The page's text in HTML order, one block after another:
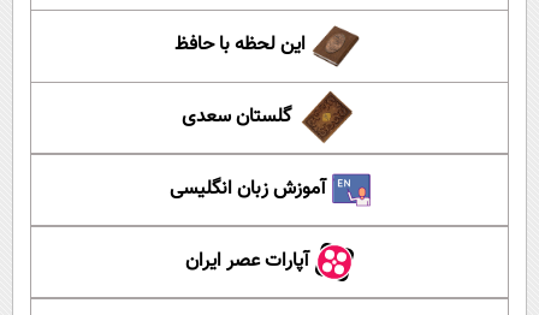
این لحظه با حافظ
گلستان سعدی
آموزش زبان انگلیسی
آپارات عصر ایران